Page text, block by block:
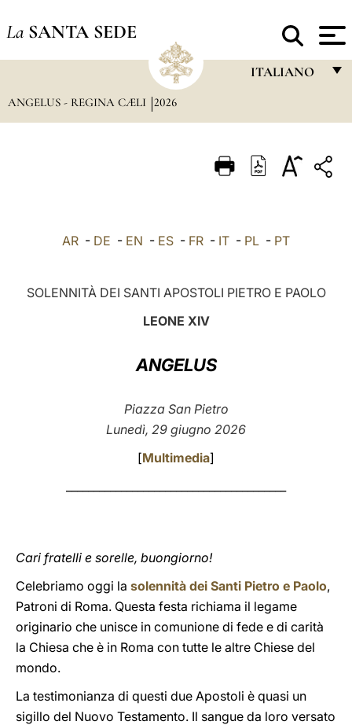
La SANTA SEDE
ITALIANO
ITALIANO
POLSKI
ANGELUS - REGINA CÆLI 2026
AR - DE - EN - ES - FR - IT - PL - PT
SOLENNITÀ DEI SANTI APOSTOLI PIETRO E PAOLO
LEONE XIV
ANGELUS
Piazza San Pietro
Lunedì, 29 giugno 2026
[Multimedia]
Cari fratelli e sorelle, buongiorno!
Celebriamo oggi la solennità dei Santi Pietro e Paolo,
Patroni di Roma. Questa festa richiama il legame
originario che unisce in comunione di fede e di carità
la Chiesa che è in Roma con tutte le altre Chiese del
mondo.
La testimonianza di questi due Apostoli è quasi un
sigillo del Nuovo Testamento. Il sangue da loro versato